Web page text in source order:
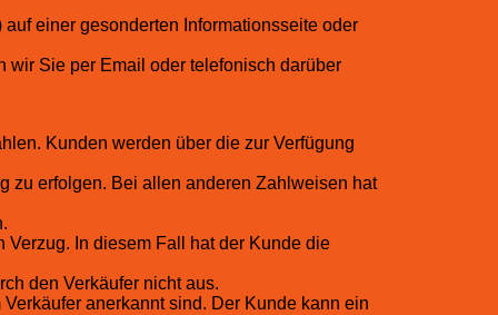
einer gesonderten Informationsseite oder
wir Sie per Email oder telefonisch darüber
Kunden werden über die zur Verfügung
zu erfolgen. Bei allen anderen Zahlweisen hat
Verzug. In diesem Fall hat der Kunde die
den Verkäufer nicht aus.
anerkannt sind. Der Kunde kann ein